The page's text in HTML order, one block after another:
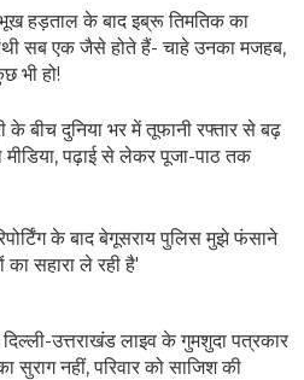
हड़ताल के बाद इब्रू तिमतिक का
सब एक जैसे होते हैं- चाहे उनका मजहब,
भी हो!
के बीच दुनिया भर में तूफानी रफ्तार से बढ़
मीडिया, पढ़ाई से लेकर पूजा-पाठ तक
के बाद बेगूसराय पुलिस मुझे फंसाने
का सहारा ले रही है'
दिल्ली-उत्तराखंड लाइव के गुमशुदा पत्रकार
सुराग नहीं, परिवार को साजिश की